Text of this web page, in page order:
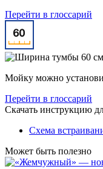
Перейти в глоссарий
Мойку можно
Перейти в глоссарий
Скачать инструкцию
Схема
Может быть полезно